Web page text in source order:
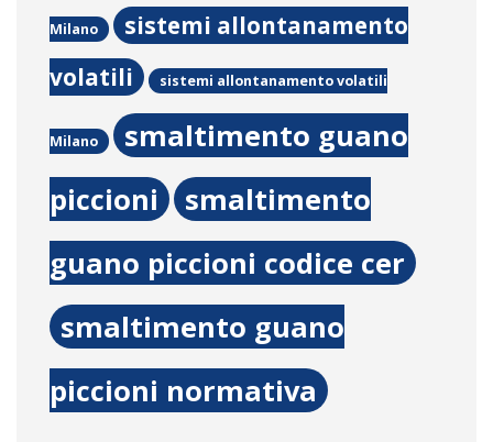
Milano
sistemi allontanamento
volatili
sistemi allontanamento volatili
Milano
smaltimento guano
piccioni
smaltimento
guano piccioni codice cer
smaltimento guano
piccioni normativa